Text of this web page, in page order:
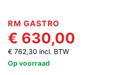
RM GASTRO
€ 630,00
€ 762,30 incl. BTW
Op voorraad